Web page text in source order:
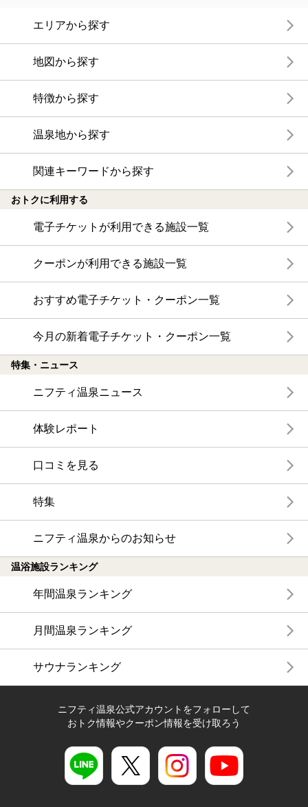
エリアから探す
地図から探す
特徴から探す
温泉地から探す
関連キーワードから探す
おトクに利用する
電子チケットが利用できる施設一覧
クーポンが利用できる施設一覧
おすすめ電子チケット・クーポン一覧
今月の新着電子チケット・クーポン一覧
特集・ニュース
ニフティ温泉ニュース
体験レポート
口コミを見る
特集
ニフティ温泉からのお知らせ
温浴施設ランキング
年間温泉ランキング
月間温泉ランキング
サウナランキング
ニフティ温泉公式アカウントをフォローして
おトク情報やクーポン情報を受け取ろう